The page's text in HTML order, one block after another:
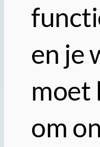
en je
moet
om